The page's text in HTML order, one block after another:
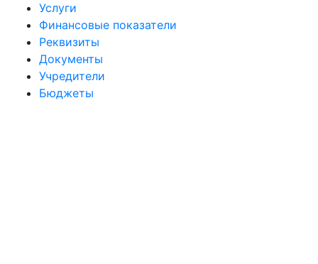
Услуги
Финансовые показатели
Реквизиты
Документы
Учредители
Бюджеты